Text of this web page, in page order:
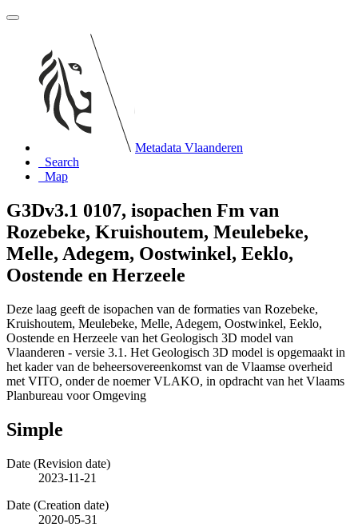
Metadata Vlaanderen
Search
Map
G3Dv3.1 0107, isopachen Fm van
Rozebeke, Kruishoutem, Meulebeke,
Melle, Adegem, Oostwinkel, Eeklo,
Oostende en Herzeele
Deze laag geeft de isopachen van de formaties van Rozebeke,
Kruishoutem, Meulebeke, Melle, Adegem, Oostwinkel, Eeklo,
Oostende en Herzeele van het Geologisch 3D model van
Vlaanderen - versie 3.1. Het Geologisch 3D model is opgemaakt in
het kader van de beheersovereenkomst van de Vlaamse overheid
met VITO, onder de noemer VLAKO, in opdracht van het Vlaams
Planbureau voor Omgeving
Simple
Date (Revision date)
2023-11-21
Date (Creation date)
2020-05-31